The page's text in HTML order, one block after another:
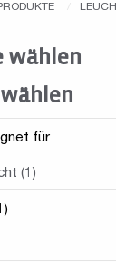
wählen
für
(1)